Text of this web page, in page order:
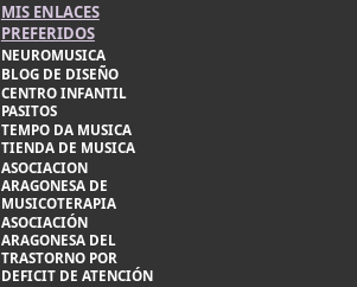
MIS ENLACES
PREFERIDOS
NEUROMUSICA
BLOG DE DISEÑO
CENTRO INFANTIL
PASITOS
TEMPO DA MUSICA
TIENDA DE MUSICA
ASOCIACION
ARAGONESA DE
MUSICOTERAPIA
ASOCIACIÓN
ARAGONESA DEL
TRASTORNO POR
DEFICIT DE ATENCIÓN